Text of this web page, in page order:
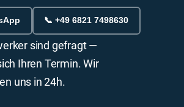
📞 +49 6821 7498630
sind gefragt —
Ihren Termin. Wir
uns in 24h.